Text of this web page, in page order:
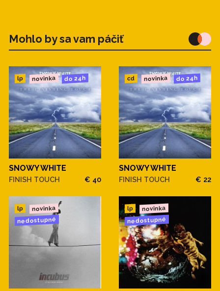
Mohlo by sa vam páčiť
lp novinka do 24h
SNOWY WHITE
FINISH TOUCH € 40
cd novinka do 24h
SNOWY WHITE
FINISH TOUCH € 22
lp novinka
nedostupné
lp novinka
nedostupné